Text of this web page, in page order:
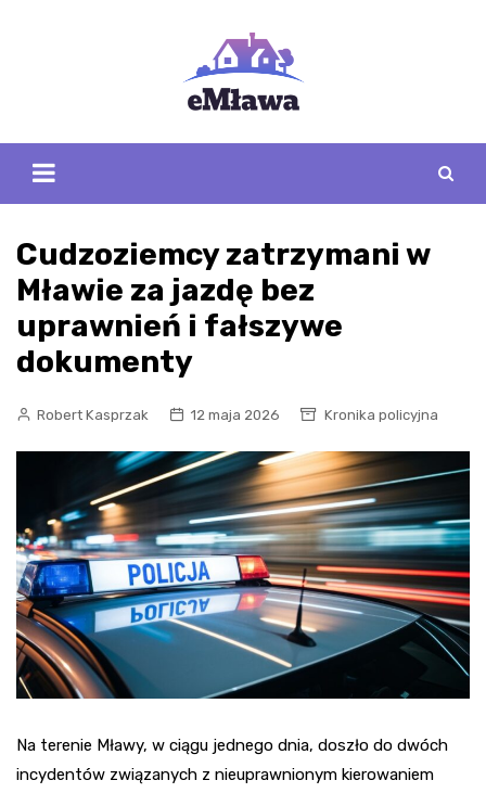
Cudzoziemcy zatrzymani w
Mławie za jazdę bez
uprawnień i fałszywe
dokumenty
Robert Kasprzak 12 maja 2026 Kronika policyjna
Na terenie Mławy, w ciągu jednego dnia, doszło do dwóch
incydentów związanych z nieuprawnionym kierowaniem